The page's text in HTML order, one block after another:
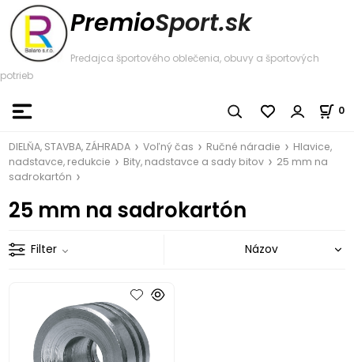
PremioSport.sk
Predajca športového oblečenia, obuvy a športových
potrieb
0
DIELŇA, STAVBA, ZÁHRADA Voľný čas Ručné náradie
Hlavice,
nadstavce, redukcie
Bity, nadstavce a sady bitov
25 mm na
sadrokartón
25 mm na sadrokartón
Filter